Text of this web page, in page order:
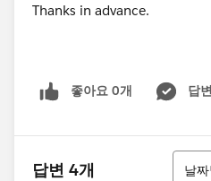
Thanks in advance.
좋아요 0개 답
답변 4개
정렬
날